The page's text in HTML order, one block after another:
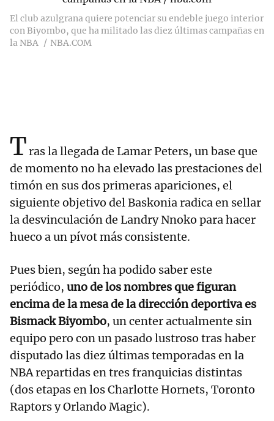
El club azulgrana quiere potenciar su endeble juego interior
con Biyombo, que ha militado las diez últimas campañas en
la NBA
NBA.COM
Tras la llegada de Lamar Peters, un base que
de momento no ha elevado las prestaciones del
timón en sus dos primeras apariciones, el
siguiente objetivo del Baskonia radica en sellar
la desvinculación de Landry Nnoko para hacer
hueco a un pívot más consistente.
Pues bien, según ha podido saber este
periódico, uno de los nombres que figuran
encima de la mesa de la dirección deportiva es
Bismack Biyombo, un center actualmente sin
equipo pero con un pasado lustroso tras haber
disputado las diez últimas temporadas en la
NBA repartidas en tres franquicias distintas
(dos etapas en los Charlotte Hornets, Toronto
Raptors y Orlando Magic).